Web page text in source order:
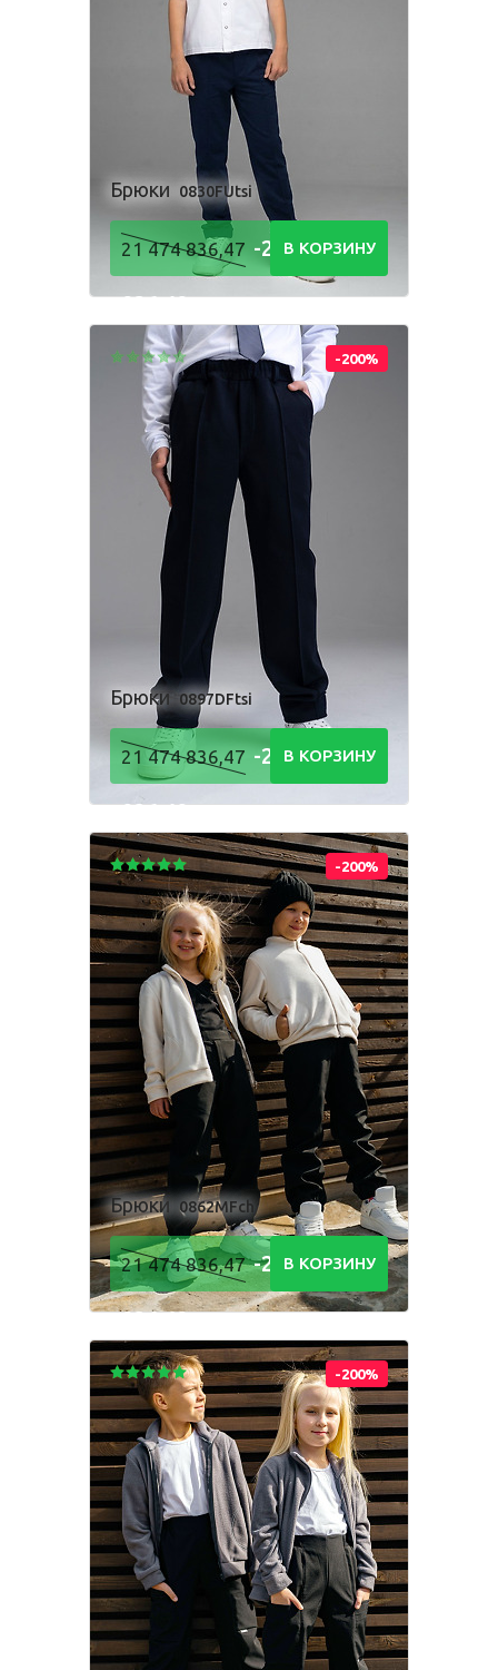
Посмотри, как
производится
наша одежда
Рубашка Толстовка
Фартук школьный Шорты
Для мальчиков
Пижама
Рубашка Толстовка Шорты
Одежда для взрослых
Брюки
Джемпер Костюм
Лонгслив Толстовка
Футболка Шорты
Брюки 0830FUtsi
21 474 836,47 -21 474
836,48Р
В КОРЗИНУ
-200%
Брюки 0897DFtsi
21 474 836,47 -21 474
836,48Р
В КОРЗИНУ
-200%
Брюки 0862MFch
21 474 836,47-21 474
836,48Р
В КОРЗИНУ
-200%